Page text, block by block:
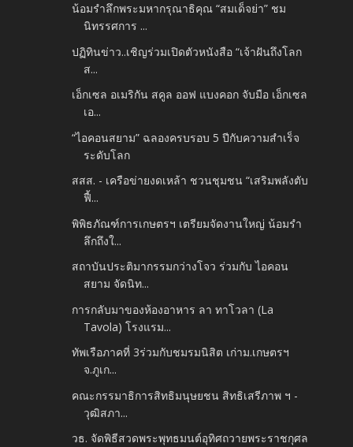
น้อมรำลึกพระมหากรุณาธิคุณ “สมเด็จย่า” ชม
นิทรรศการ ...
ปฏิทินข่าว..เชิญร่วมเปิดตัวหนังสือ “เจ้าฝันถึงโลก
ส...
เอ็กเซล อเมริกัน สคูล ออฟ แบงคอก จับมือ เอ็กเซล
เอ...
“ไอคอนสยาม” ฉลองครบรอบ 5 ปีกับความสำเร็จ
ระดับโลก
สสส. - เครือข่ายงดเหล้า ชวนชุมชน “เสริมพลังตับ
ฟื้...
พิพิธภัณฑ์การเกษตรฯ เตรียมจัดงานใหญ่ น้อมรำ
ลึกถึงใ...
สถาบันประติมากรรมกว่างโจว ร่วมกับ ไอคอน
สยาม จัดนิท...
การกลับมาของห้องอาหาร ลา ทาโวลา (La
Tavola) โรงแรม...
ทัพเรือภาคที่ 3ร่วมกับชมรมนิสิต เก่าม.เกษตรฯ
จ.ภูเก...
คณะกรรมาธิการสิทธิมนุษยชน สิทธิเสรีภาพ ฯ -
วุฒิสภา...
วธ. จัดพิธีสวดพระพุทธมนต์อุทิศถวายพระราชกุศล